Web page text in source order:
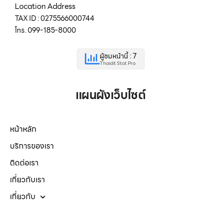
Location Address
TAX ID : 0275566000744
โทร. 099-185-8000
ผู้ชมหน้านี้ : 7
Thaidit Stat Pro
แผนผังเว็บไซต์
หน้าหลัก
บริการของเรา
ติดต่อเรา
เกี่ยวกับเรา
เกี่ยวกับ